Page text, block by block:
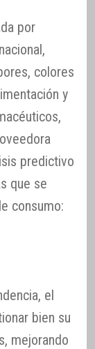
por
colores
y
predictivo
que se
consumo:
el
bien su
mejorando